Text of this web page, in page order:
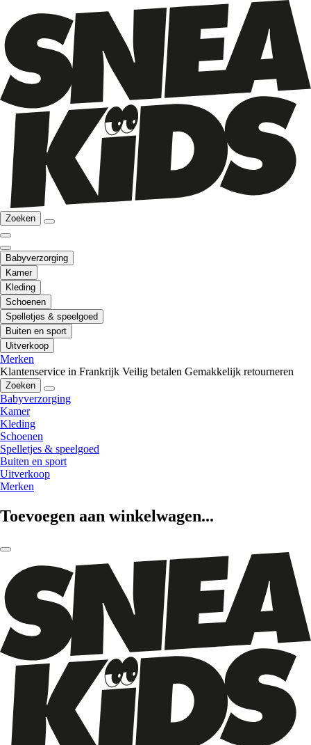
Zoeken
Babyverzorging
Kamer
Kleding
Schoenen
Spelletjes & speelgoed
Buiten en sport
Uitverkoop
Merken
Klantenservice in Frankrijk Veilig betalen Gemakkelijk retourneren
Zoeken
Babyverzorging
Kamer
Kleding
Schoenen
Spelletjes & speelgoed
Buiten en sport
Uitverkoop
Merken
Toevoegen aan winkelwagen...